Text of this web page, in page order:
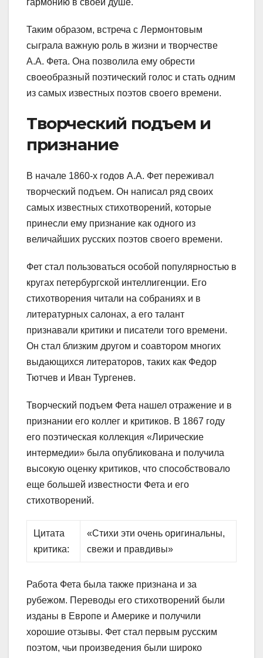
Таким образом, встреча с Лермонтовым
сыграла важную роль в жизни и творчестве
А.А. Фета. Она позволила ему обрести
своеобразный поэтический голос и стать одним
из самых известных поэтов своего времени.
Творческий подъем и
признание
В начале 1860-х годов А.А. Фет переживал
творческий подъем. Он написал ряд своих
самых известных стихотворений, которые
принесли ему признание как одного из
величайших русских поэтов своего времени.
Фет стал пользоваться особой популярностью в
кругах петербургской интеллигенции. Его
стихотворения читали на собраниях и в
литературных салонах, а его талант
признавали критики и писатели того времени.
Он стал близким другом и соавтором многих
выдающихся литераторов, таких как Федор
Тютчев и Иван Тургенев.
Творческий подъем Фета нашел отражение и в
признании его коллег и критиков. В 1867 году
его поэтическая коллекция «Лирические
интермедии» была опубликована и получила
высокую оценку критиков, что способствовало
еще большей известности Фета и его
стихотворений.
Цитата
критика:
«Стихи эти очень оригинальны,
свежи и правдивы»
Работа Фета была также признана и за
рубежом. Переводы его стихотворений были
изданы в Европе и Америке и получили
хорошие отзывы. Фет стал первым русским
поэтом, чьи произведения были широко